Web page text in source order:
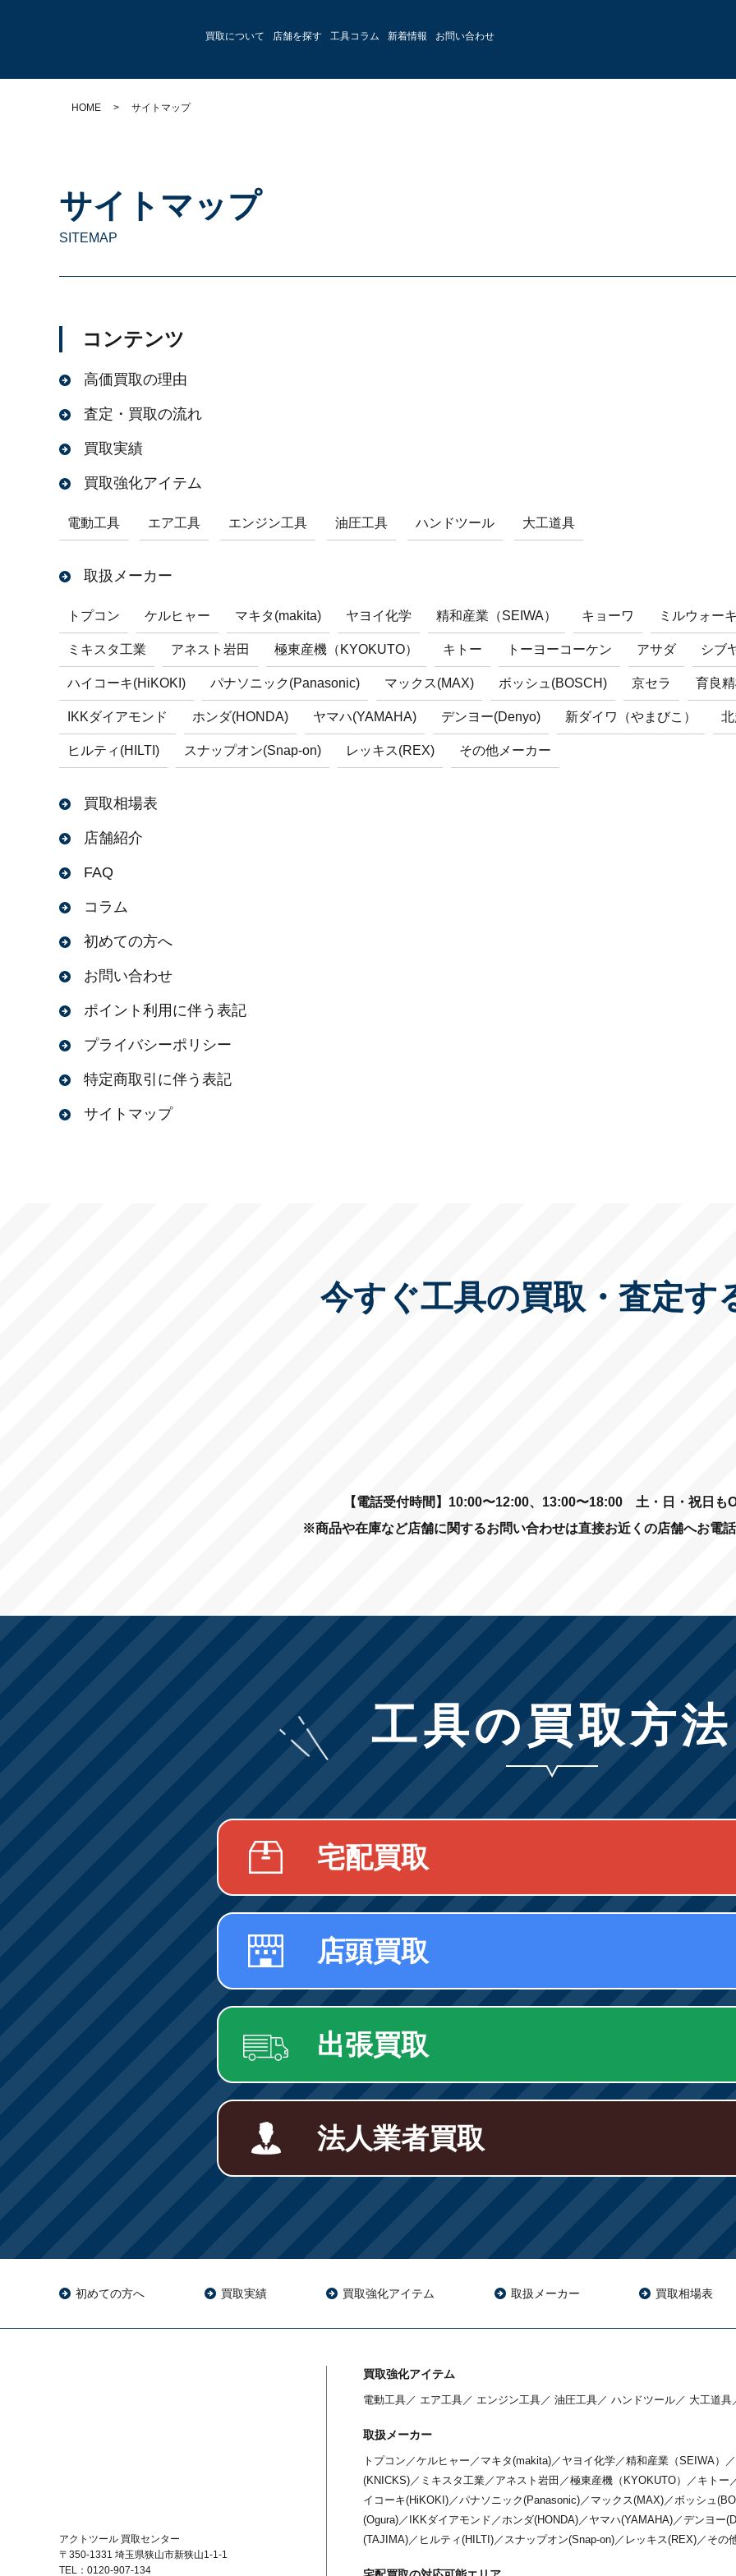
買取について 店舗を探す 工具コラム 新着情報 お問い合わせ
HOME > サイトマップ
サイトマップ
SITEMAP
コンテンツ
高価買取の理由
査定・買取の流れ
買取実績
買取強化アイテム
電動工具 エア工具 エンジン工具 油圧工具 ハンドツール 大工道具
取扱メーカー
トプコン ケルヒャー マキタ(makita) ヤヨイ化学 精和産業（SEIWA） キョーワ ミルウォー
ミキスタ工業 アネスト岩田 極東産機（KYOKUTO） キトー トーヨーコーケン アサダ シブ
ハイコーキ(HiKOKI) パナソニック(Panasonic) マックス(MAX) ボッシュ(BOSCH) 京セラ 育良
IKKダイアモンド ホンダ(HONDA) ヤマハ(YAMAHA) デンヨー(Denyo) 新ダイワ（やまびこ）
ヒルティ(HILTI) スナップオン(Snap-on) レッキス(REX) その他メーカー
買取相場表
店舗紹介
FAQ
コラム
初めての方へ
お問い合わせ
ポイント利用に伴う表記
プライバシーポリシー
特定商取引に伴う表記
サイトマップ
今すぐ工具の買取・査定す
【電話受付時間】10:00〜12:00、13:00〜18:00 土・日・祝日も
※商品や在庫など店舗に関するお問い合わせは直接お近くの店舗へお電
工具の買取方法
宅配買取
店頭買取
出張買取
法人業者買取
初めての方へ 買取実績 買取強化アイテム 取扱メーカー 買取相場表
アクトツール 買取センター
〒350-1331 埼玉県狭山市新狭山1-1-1
TEL：0120-907-134
買取強化アイテム
電動工具／ エア工具／ エンジン工具／ 油圧工具／ ハンドツール／ 大工道具
取扱メーカー
トプコン ／ケルヒャー ／ マキタ(makita)／ ヤヨイ化学／精和産業（SEIWA）
／
(KNICKS)／ ミキスタ工業／ アネスト岩田 ／極東産機（KYOKUTO） ／ キトー
イコーキ(HiKOKI)／パナソニック(Panasonic)／ マックス(MAX)／ボッシュ
(Ogura)／ IKKダイアモンド ／ホンダ(HONDA)／ ヤマハ(YAMAHA)／デンヨー
(TAJIMA)／ ヒルティ(HILTI)／ スナップオン(Snap-on)／ レッキス(REX)／ その